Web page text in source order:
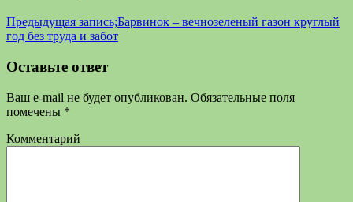
Предыдущая запись;Барвинок – вечнозеленый газон круглый
год без труда и забот
Оставьте ответ
Ваш e-mail не будет опубликован. Обязательные поля
помечены *
Комментарий